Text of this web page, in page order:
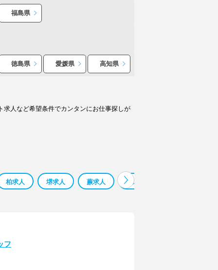
福島県
徳島県 愛媛県 高知県
人など希望条件でカンタンにお仕事探しが
柏求人 堺求人 蕨求人 鳳求人
フ